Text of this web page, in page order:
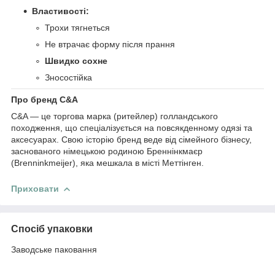
Властивості:
Трохи тягнеться
Не втрачає форму після прання
Швидко сохне
Зносостійка
Про бренд C&A
C&A — це торгова марка (ритейлер) голландського
походження, що спеціалізується на повсякденному одязі та
аксесуарах. Свою історію бренд веде від сімейного бізнесу,
заснованого німецькою родиною Бреннінкмаєр
(Brenninkmeijer), яка мешкала в місті Меттінген.
Приховати
Спосіб упаковки
Заводське паковання